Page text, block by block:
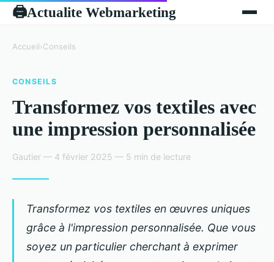
🖨Actualite Webmarketing
Accueil›Conseils
CONSEILS
Transformez vos textiles avec
une impression personnalisée
Gautier — 4 février 2025 — 5 min de lecture
Transformez vos textiles en œuvres uniques
grâce à l'impression personnalisée. Que vous
soyez un particulier cherchant à exprimer